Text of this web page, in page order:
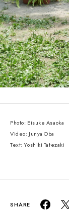
Photo: Eisuke Asaoka
Video: Junya Oba
Text: Yoshiki Tatezaki